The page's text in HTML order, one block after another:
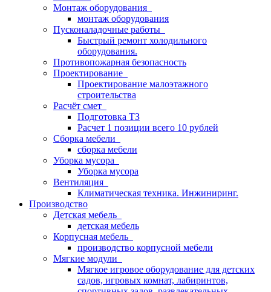
Монтаж оборудования
монтаж оборудования
Пусконаладочные работы
Быстрый ремонт холодильного
оборудования.
Противопожарная безопасность
Проектирование
Проектирование малоэтажного
строительства
Расчёт смет
Подготовка ТЗ
Расчет 1 позиции всего 10 рублей
Сборка мебели
сборка мебели
Уборка мусора
Уборка мусора
Вентиляция
Климатическая техника. Инжиниринг.
Производство
Детская мебель
детская мебель
Корпусная мебель
производство корпусной мебели
Мягкие модули
Мягкое игровое оборудование для детских
садов, игровых комнат, лабиринтов,